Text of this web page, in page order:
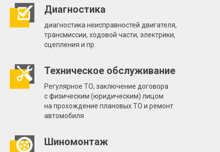
Диагностика
диагностика неисправностей двигателя,
трансмиссии, ходовой части, электрики,
сцепления и пр.
Техническое обслуживание
Регулярное ТО, заключение договора
с физическим (юридическим) лицом
на прохождение плановых ТО и ремонт
автомобиля
Шиномонтаж